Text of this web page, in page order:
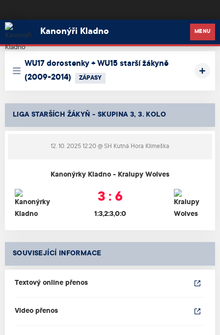
Kanonýři Kladno
Kanonýři Kladno MENU
WU17 dorostenky + WU15 starší žákyně
(2009-2014)
ZÁPASY
LIGA STARŠÍCH ŽÁKYŇ - SKUPINA 3, 3. KOLO
12. 10. 2025 12:20 @ SH Kutná Hora Klimeška
Kanonýrky Kladno - Kralupy Wolves
3 : 6
1:3,2:3,0:0
SOUVISEJÍCÍ INFORMACE
Textový online přenos
Video přenos